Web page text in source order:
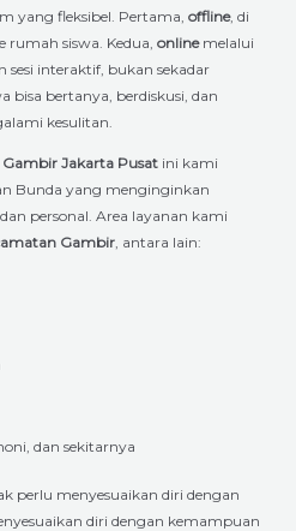
yang fleksibel. Pertama, offline, di
siswa. Kedua, onlinemelalui
sesi interaktif, bukan sekadar
bisa bertanya, berdiskusi, dan
kesulitan.
Gambir Jakarta Pusat ini kami
Bunda yang menginginkan
personal. Area layanan kami
Gambir , antara lain:
dan sekitarnya
perlu menyesuaikan diri dengan
diri dengan kemampuan